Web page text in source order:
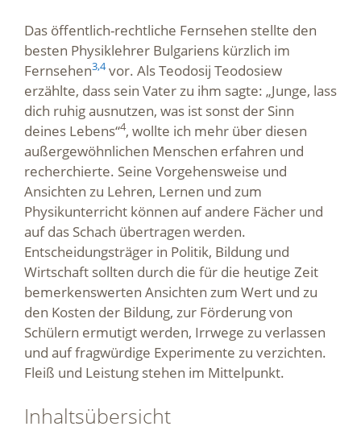
Das öffentlich-rechtliche Fernsehen stellte den
besten Physiklehrer Bulgariens kürzlich im
Fernsehen3,4vor. Als Teodosij Teodosiew
erzählte, dass sein Vater zu ihm sagte: „Junge, lass
dich ruhig ausnutzen, was ist sonst der Sinn
deines Lebens“4, wollte ich mehr über diesen
außergewöhnlichen Menschen erfahren und
recherchierte. Seine Vorgehensweise und
Ansichten zu Lehren, Lernen und zum
Physikunterricht können auf andere Fächer und
auf das Schach übertragen werden.
Entscheidungsträger in Politik, Bildung und
Wirtschaft sollten durch die für die heutige Zeit
bemerkenswerten Ansichten zum Wert und zu
den Kosten der Bildung, zur Förderung von
Schülern ermutigt werden, Irrwege zu verlassen
und auf fragwürdige Experimente zu verzichten.
Fleiß und Leistung stehen im Mittelpunkt.
Inhaltsübersicht